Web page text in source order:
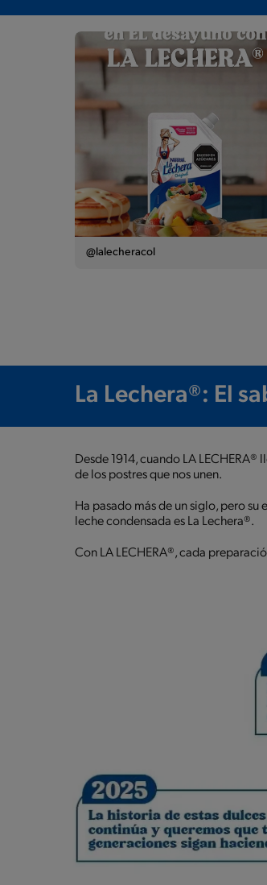
@lalecheracol
La Lechera®: El
Desde 1914, cuando LA
de los postres que nos unen.
Ha pasado más de un siglo, pero
leche condensada es La Lechera®.
Con LA LECHERA®, cada